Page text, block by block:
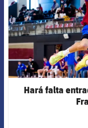
Hará falta